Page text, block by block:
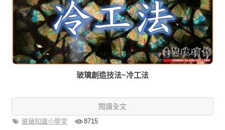
玻璃創造技法~冷工法
閱讀全文
玻璃知識小學堂 8715